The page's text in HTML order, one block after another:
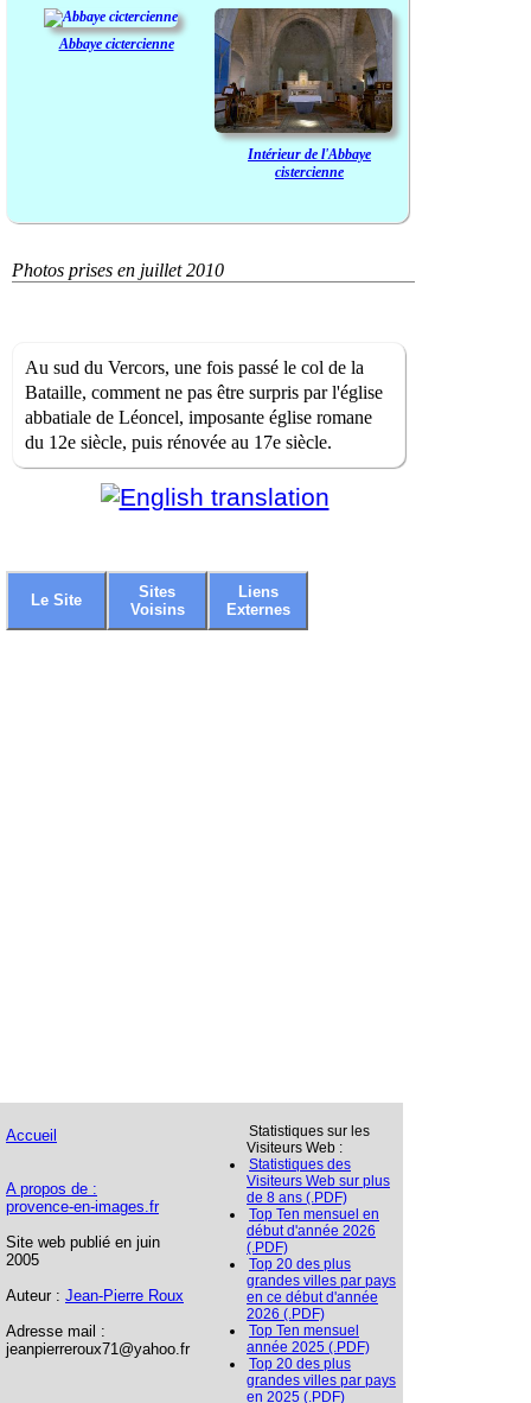
Abbaye cictercienne
Intérieur de l'Abbaye
cistercienne
Photos prises en juillet 2010
Au sud du Vercors, une fois passé le col de la
Bataille, comment ne pas être surpris par l'église
abbatiale de Léoncel, imposante église romane
du 12e siècle, puis rénovée au 17e siècle.
Le Site
Sites
Voisins
Liens
Externes
Accueil
A propos de :
provence-en-images.fr
Site web publié en juin
2005
Auteur : Jean-Pierre Roux
Adresse mail :
jeanpierreroux71@yahoo.fr
Statistiques sur les
Visiteurs Web :
Statistiques des
Visiteurs Web sur plus
de 8 ans (.PDF)
Top Ten mensuel en
début d'année 2026
(.PDF)
Top 20 des plus
grandes villes par pays
en ce début d'année
2026 (.PDF)
Top Ten mensuel
année 2025 (.PDF)
Top 20 des plus
grandes villes par pays
en 2025 (.PDF)